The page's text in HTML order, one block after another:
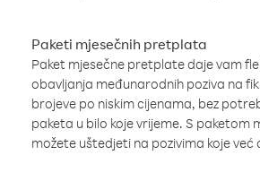
Paketi mjesečnih pretplata
Paket mjesečne pretplate daje vam
obavljanja međunarodnih poziva na
brojeve po niskim cijenama, bez
paketa u bilo koje vrijeme. S paketom
možete uštedjeti na pozivima koje